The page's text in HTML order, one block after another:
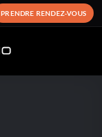
PRENDRE RENDEZ-VOUS